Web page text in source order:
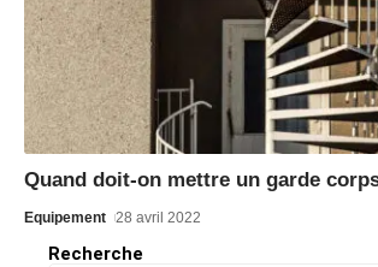
Quand doit-on mettre un garde
Equipement 28 avril 2022
Recherche